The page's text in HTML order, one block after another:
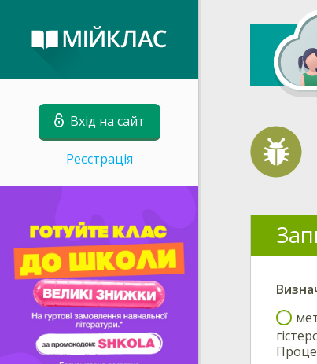
Вхід на сайт
Реєстрація